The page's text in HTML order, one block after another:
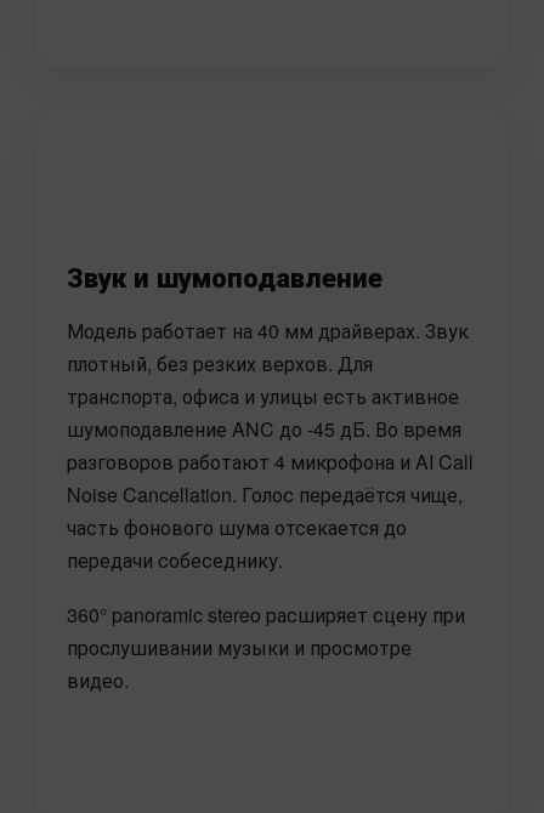
Звук и шумоподавление
Модель работает на 40 мм драйверах. Звук
плотный, без резких верхов. Для
транспорта, офиса и улицы есть активное
шумоподавление ANC до -45 дБ. Во время
разговоров работают 4 микрофона и AI Call
Noise Cancellation. Голос передаётся чище,
часть фонового шума отсекается до
передачи собеседнику.
360° panoramic stereo расширяет сцену при
прослушивании музыки и просмотре
видео.